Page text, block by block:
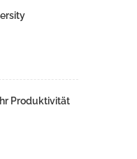
Produktivität